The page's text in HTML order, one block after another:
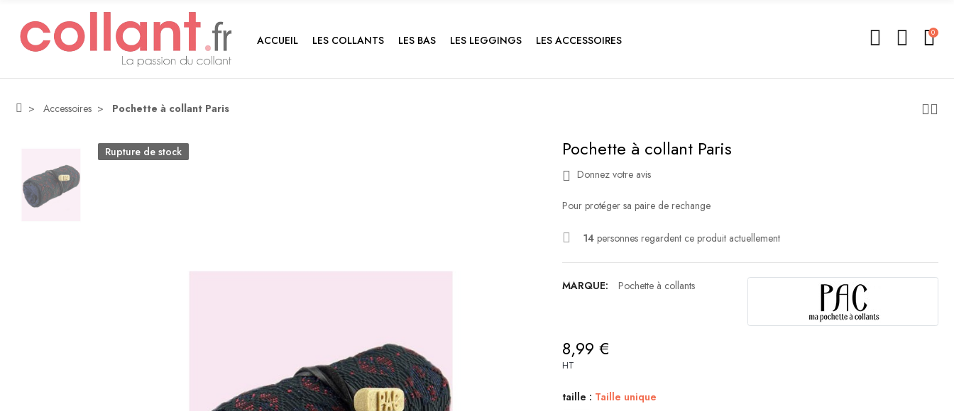
ACCUEIL LES COLLANTS LES BAS LES LEGGINGS LES ACCESSOIRES
0
Accessoires Pochette à collant Paris
Rupture de stock Pochette à collant Paris
Donnez votre avis
Pour protéger sa paire de rechange
14personnes regardent ce produit actuellement
MARQUE: Pochette à collants
8,99 €
HT
taille : Taille unique